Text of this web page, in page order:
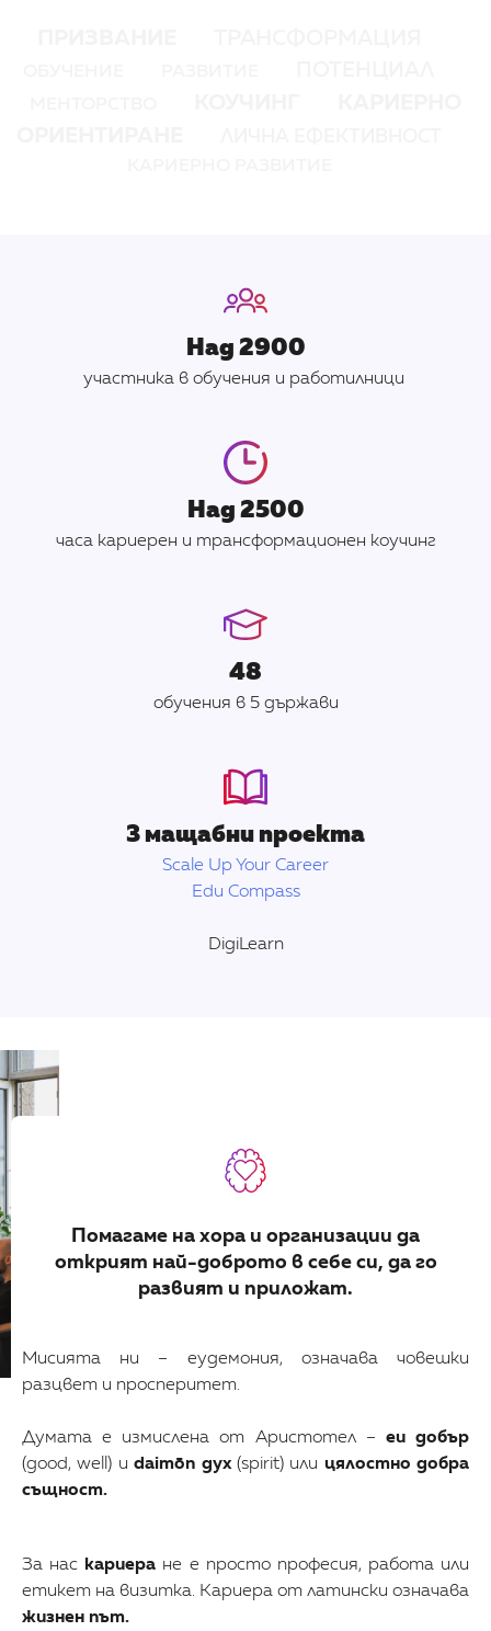
Над 2900
участника в обучения и работилници
Над 2500
часа кариерен и трансформационен коучинг
48
обучения в 5 държави
3 мащабни проекта
Scale Up Your Career
Edu Compass
DigiLearn
Помагаме на хора и организации да
открият най-доброто в себе си, да го
развият и приложат.
Мисията ни – еудемония, означава човешки
разцвет и просперитет.
Думата е измислена от Аристотел – eu добър
(good, well) иdaimōn дух (spirit) или цялостно добра
същност.
За нас кариера не е просто професия, работа или
етикет на визитка. Кариера от латински означава
жизнен път.